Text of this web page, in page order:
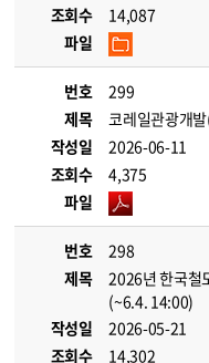
조회수
14,087
파일
번호
299
제목
코레일관광개
작성일
2026-06-11
조회수
4,375
파일
번호
298
제목
2026년 한국철
(~6.4. 14:00)
작성일
2026-05-21
조회수
14,302